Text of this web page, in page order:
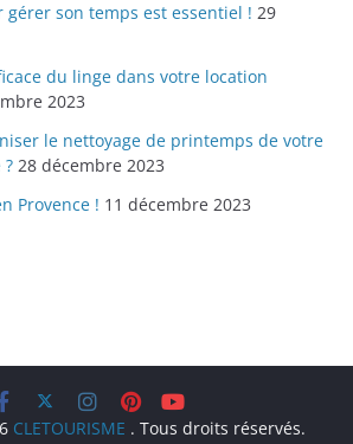
gérer son temps est essentiel ! 29
du linge dans votre location
2023
le nettoyage de printemps de votre
28 décembre 2023
Provence ! 11 décembre 2023
CLETOURISME . Tous droits réservés.